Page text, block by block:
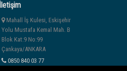
İletişim
Mahall İş Kulesi, Eskişehir
Yolu Mustafa Kemal Mah. B
Blok Kat:9 No:99
Çankaya/ANKARA
0850 840 03 77